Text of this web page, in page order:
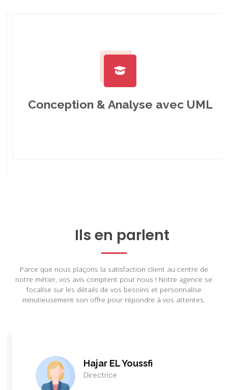
Conception & Analyse avec UML
Ils en parlent
Parce que nous plaçons la satisfaction client au centre de
notre métier, vos avis comptent pour nous ! Notre agence se
focalise sur les détails de vos besoins et personnalise
minutieusement son offre pour répondre à vos attentes.
Hajar EL Youssfi
Directrice